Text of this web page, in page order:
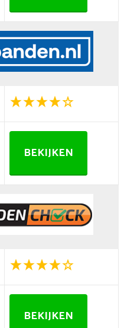
BEKIJKEN
BEKIJKEN